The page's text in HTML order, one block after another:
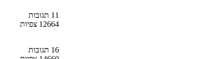
11 תגובות
12664 צפיות
16 תגובות